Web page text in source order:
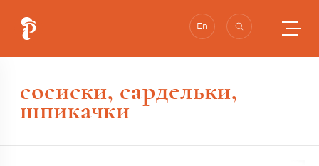
En
сосиски, сардельки,
шпикачки